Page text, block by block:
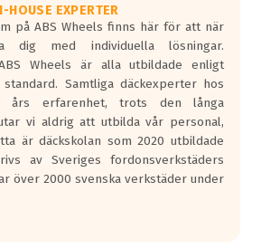
A till F. Där A påvisar
och F är den
delas ut för
lastbilar.
test där däcken
väg där det ligger
på
HOUSE EXPERTER
på ABS Wheels finns här för att när
dig med individuella lösningar.
Wheels är alla utbildade enligt
Samtliga däckexperter hos
erfarenhet, trots den långa
vi aldrig att utbilda vår personal,
är däckskolan som 2020 utbildade
av Sveriges fordonsverkstäders
över 2000 svenska verkstäder under